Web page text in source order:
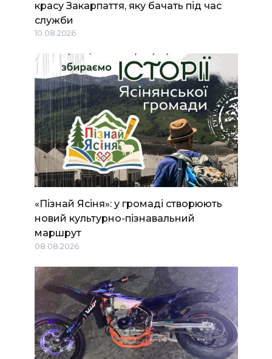
красу Закарпаття, яку бачать під час
служби
10.08.2026
«Пізнай Ясіня»: у громаді створюють
новий культурно-пізнавальний
маршрут
08.08.2026